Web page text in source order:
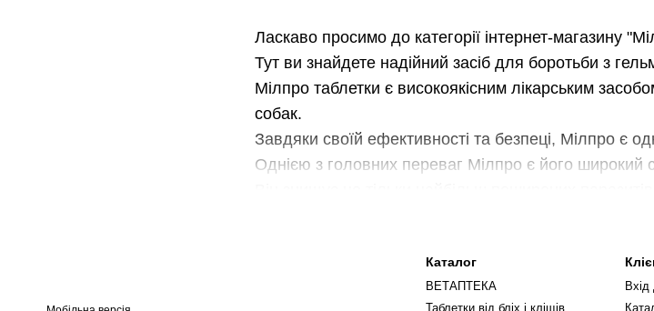
Ласкаво просимо до категорії інтернет-магазину
Тут ви знайдете надійний засіб для боротьби з
Мілпро таблетки є високоякісним лікарським
собак.
Завдяки своїй ефективності та безпеці, Мілпро є
Однією з головних переваг Мілпро є його широкий
Крім того, Мілпро таблетки відрізняються
порожнині рота, що робить процес лікування
Каталог
ВЕТАПТЕКА
Таблетки від бліх і кліщів
Вхід